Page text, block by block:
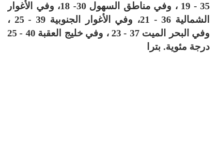
35 - 19 ، وفي مناطق السهول 30- 18، وفي الأغوار
الشمالية 36 - 21، وفي الأغوار الجنوبية 39 - 25 ،
وفي البحر الميت 37 - 23 ، وفي خليج العقبة 40 - 25
درجة مئوية. بترا